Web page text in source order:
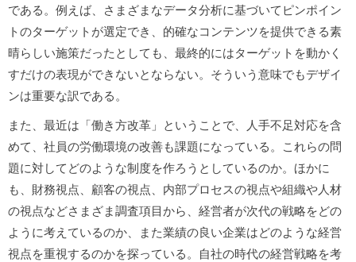
である。例えば、さまざまなデータ分析に基づいてピンポイン
トのターゲットが選定でき、的確なコンテンツを提供できる素
晴らしい施策だったとしても、最終的にはターゲットを動かく
すだけの表現ができないとならない。そういう意味でもデザイ
ンは重要な訳である。
また、最近は「働き方改革」ということで、人手不足対応を含
めて、社員の労働環境の改善も課題になっている。これらの問
題に対してどのような制度を作ろうとしているのか。ほかに
も、財務視点、顧客の視点、内部プロセスの視点や組織や人材
の視点などさまざま調査項目から、経営者が次代の戦略をどの
ように考えているのか、また業績の良い企業はどのような経営
視点を重視するのかを探っている。自社の時代の経営戦略を考